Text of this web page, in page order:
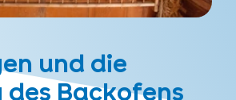
und die
des Backofens